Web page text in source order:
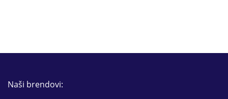
Naši brendovi: